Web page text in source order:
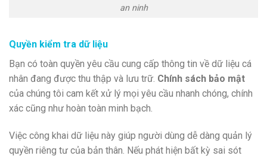
an ninh
Quyền kiểm tra dữ liệu
Bạn có toàn quyền yêu cầu cung cấp thông tin về dữ liệu cá
nhân đang được thu thập và lưu trữ. Chính sách bảo mật
của chúng tôi cam kết xử lý mọi yêu cầu nhanh chóng, chính
xác cũng như hoàn toàn minh bạch.
Việc công khai dữ liệu này giúp người dùng dễ dàng quản lý
quyền riêng tư của bản thân. Nếu phát hiện bất kỳ sai sót